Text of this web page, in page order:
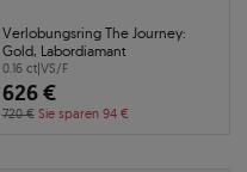
Verlobungsring The Journey:
Gold, Labordiamant
0.16 ct|VS/F
626 €
720 € Sie sparen 94 €